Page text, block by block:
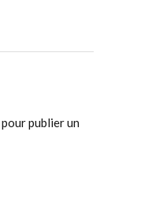
pour publier un